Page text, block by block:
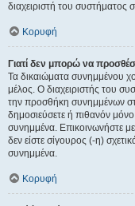
διαχειριστή του
Κορυφή
Γιατί δεν μπορώ να
Τα δικαιώματα συνημμένου
μέλος. Ο διαχειριστής του
την προσθήκη συνημμένων
δημοσιεύσετε ή πιθανόν
συνημμένα. Επικοινωνήστε
δεν είστε σίγουρος (-η)
συνημμένα.
Κορυφή